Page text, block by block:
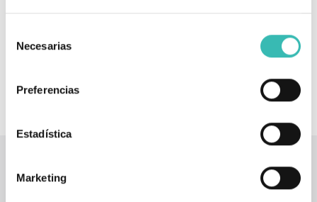
Necesarias
Preferencias
Estadística
Marketing